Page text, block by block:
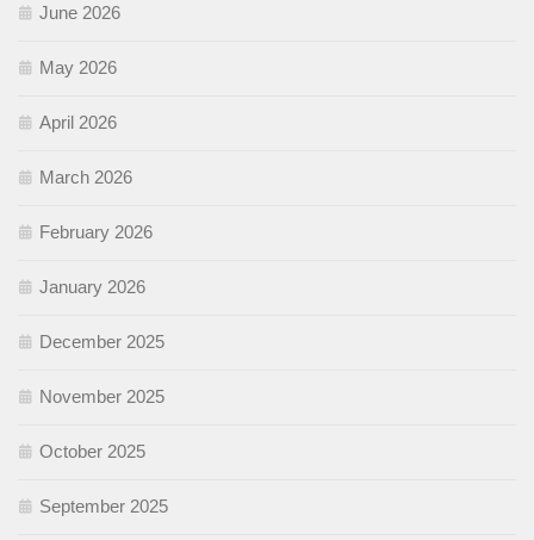
June 2026
May 2026
April 2026
March 2026
February 2026
January 2026
December 2025
November 2025
October 2025
September 2025